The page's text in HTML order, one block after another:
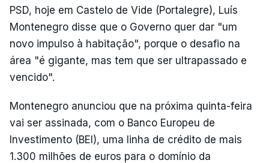
PSD, hoje em Castelo de Vide (Portalegre), Luís
Montenegro disse que o Governo quer dar "um
novo impulso à habitação", porque o desafio na
área "é gigante, mas tem que ser ultrapassado e
vencido".
Montenegro anunciou que na próxima quinta-feira
vai ser assinada, com o Banco Europeu de
Investimento (BEI), uma linha de crédito de mais
1.300 milhões de euros para o domínio da